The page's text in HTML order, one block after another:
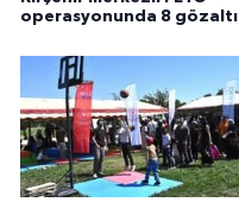
operasyonunda 8 gözaltı